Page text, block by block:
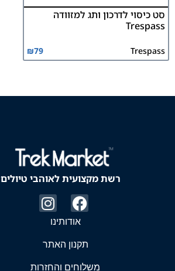
סט כיסוי לדרכון ותג למזוודה
Trespass
Trespass
₪79
רשת מקצועית לאוהבי טיולים
אודותינו
תקנון האתר
משלוחים והחזרות